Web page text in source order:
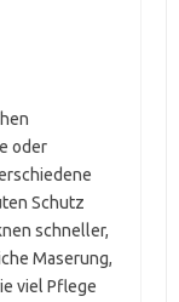
oder
Schutz
schneller,
Maserung,
viel Pflege